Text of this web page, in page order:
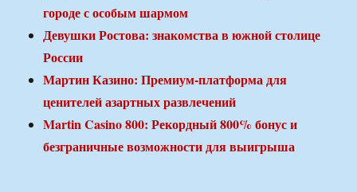
городе с особым шармом
Девушки Ростова: знакомства в южной столице
России
Мартин Казино: Премиум-платформа для
ценителей азартных развлечений
Martin Casino 800: Рекордный 800% бонус и
безграничные возможности для выигрыша